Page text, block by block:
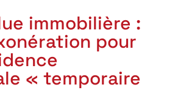
immobilière :
pour
« temporaire